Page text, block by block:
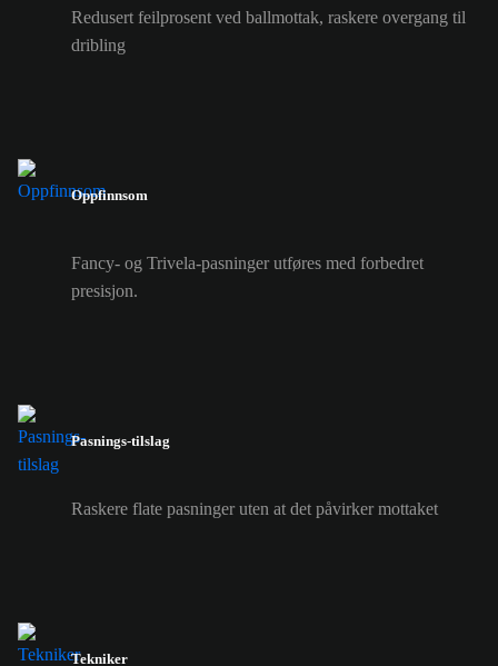
Redusert feilprosent ved ballmottak, raskere overgang til
dribling
Oppfinnsom
Fancy- og Trivela-pasninger utføres med forbedret
presisjon.
Pasnings-tilslag
Raskere flate pasninger uten at det påvirker mottaket
Tekniker